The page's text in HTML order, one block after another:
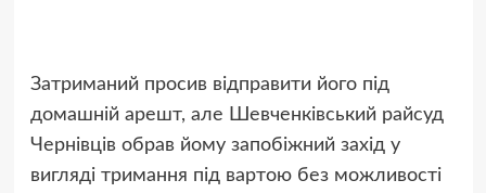
Затриманий просив відправити його під
домашній арешт, але Шевченківський райсуд
Чернівців обрав йому запобіжний захід у
вигляді тримання під вартою без можливості